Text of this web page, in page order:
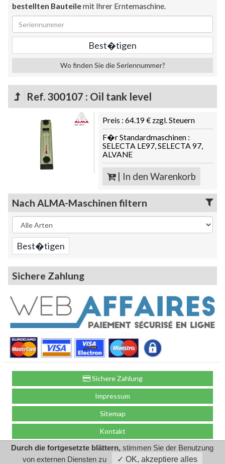
bestellten Bauteilemit Ihrer Erntemaschine.
Wo finden Sie die Seriennummer?
Ref. 300107 : Oil tank level
Preis : 64.19 € zzgl. Steuern
F�r Standardmaschinen :
SELECTA LE97, SELECTA 97,
ALVANE
| In den Warenkorb
Nach ALMA-Maschinen filtern
Sichere Zahlung
Sichere Zahlung
Impressum
Sitemap
Kontakt
by GDN
Durch die fortgesetzte blättern, stimmen Sie der Benutzung
von externen Diensten zu
✓ OK, akzeptiere alles